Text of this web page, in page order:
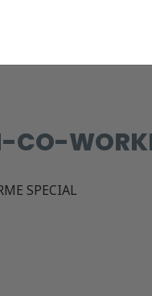
CO-
SPECIAL